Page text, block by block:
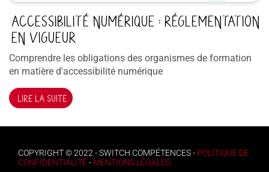
ACCESSIBILITÉ NUMÉRIQUE : RÉGLEMENTATION
EN VIGUEUR
Comprendre les obligations des organismes de formation
en matière d'accessibilité numérique
LIRE LA SUITE
COPYRIGHT © 2022 - SWITCH COMPÉTENCES - POLITIQUE DE
CONFIDENTIALITÉ- MENTIONS LÉGALES